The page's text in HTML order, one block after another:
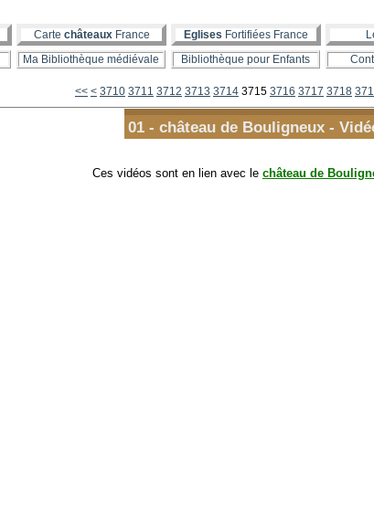
Carte châteauxFrance Eglises Fortifiées France
Ma Bibliothèque médiévale Bibliothèque pour Enfants
<< < 3700
3710 3711 3712 3713 3714 3715 3716 3717 3718
01 - château de Bouligneux -
Ces vidéos sont en lien avec le château de